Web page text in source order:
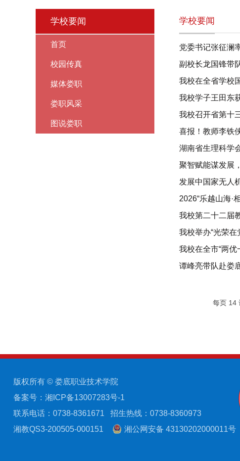
学校要闻
首页
校园传真
媒体娄职
娄职风采
图说娄职
学校要闻
党委书记张征澜
副校长龙国锋带
我校在全省学校
我校学子王田东
我校召开省第十
喜报！教师李铁
湖南省生理科学
聚智赋能谋发展
发展中国家无人
2026“乐越山海·
我校第二十二届
我校举办“光荣在
我校在全市“两
谭峰亮带队赴娄
每页 14
版权所有 © 娄底职业技术学院
备案号：湘ICP备13007283号-1
联系电话：0738-8361671
招生热线：0738-8360973
湘教QS3-200505-000151
湘公网安备 43130202000011号